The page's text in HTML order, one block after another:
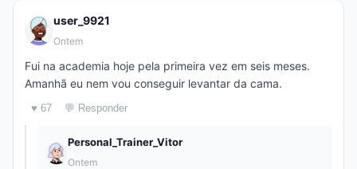
user_9921
Ontem
Fui na academia hoje pela primeira vez em seis meses.
Amanhã eu nem vou conseguir levantar da cama.
♥ 67 💬 Responder
Personal_Trainer_Vitor
Ontem